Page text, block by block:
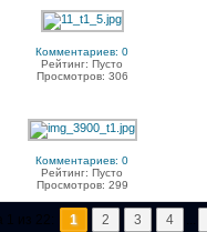
Комментариев: 0
Рейтинг: Пусто
Просмотров: 306
Комментариев: 0
Рейтинг: Пусто
Просмотров: 299
1 2 3 4